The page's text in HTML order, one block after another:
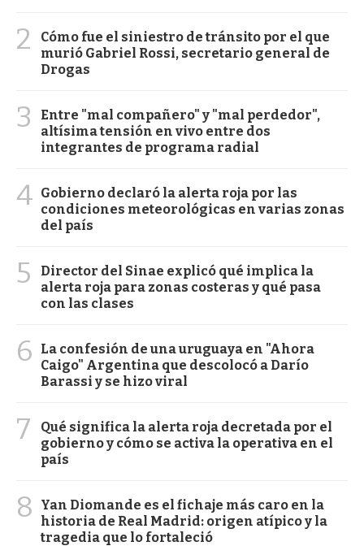
2
Cómo fue el siniestro de tránsito por el que
murió Gabriel Rossi, secretario general de
Drogas
3
Entre "mal compañero" y "mal perdedor",
altísima tensión en vivo entre dos
integrantes de programa radial
4 Gobierno declaró la alerta roja por las
condiciones meteorológicas en varias zonas
del país
5
Director del Sinae explicó qué implica la
alerta roja para zonas costeras y qué pasa
con las clases
6
La confesión de una uruguaya en "Ahora
Caigo" Argentina que descolocó a Darío
Barassi y se hizo viral
7
Qué significa la alerta roja decretada por el
gobierno y cómo se activa la operativa en el
país
8
Yan Diomande es el fichaje más caro en la
historia de Real Madrid: origen atípico y la
tragedia que lo fortaleció